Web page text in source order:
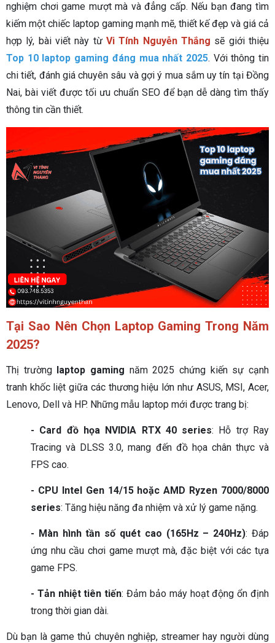
nghiệm chơi game mượt mà và đẳng cấp. Nếu bạn đang tìm
kiếm một chiếc laptop gaming mạnh mẽ, thiết kế đẹp và giá cả
hợp lý, bài viết này từ Vi Tính Nguyễn Thắng sẽ giới thiệu
Top 10 laptop gaming đáng mua nhất 2025. Với thông tin
chi tiết, đánh giá chuyên sâu và gợi ý mua sắm uy tín tại Đồng
Nai, bài viết được tối ưu chuẩn SEO để bạn dễ dàng tìm thấy
thông tin cần thiết.
Tại Sao Nên Chọn Laptop Gaming Trong Năm
2025?
Thị trường laptop gaming năm 2025 chứng kiến sự cạnh
tranh khốc liệt giữa các thương hiệu lớn như ASUS, MSI, Acer,
Lenovo, Dell và HP. Những mẫu laptop mới được trang bị:
- Card đồ họa NVIDIA RTX 40 series: Hỗ trợ Ray
Tracing và DLSS 3.0, mang đến đồ họa chân thực và
FPS cao.
- CPU Intel Gen 14/15 hoặc AMD Ryzen 7000/8000
series: Tăng hiệu năng đa nhiệm và xử lý game nặng.
- Màn hình tần số quét cao (165Hz – 240Hz): Đáp
ứng nhu cầu chơi game mượt mà, đặc biệt với các tựa
game FPS.
- Tản nhiệt tiên tiến: Đảm bảo máy hoạt động ổn định
trong thời gian dài.
Dù bạn là game thủ chuyên nghiệp, streamer hay người dùng